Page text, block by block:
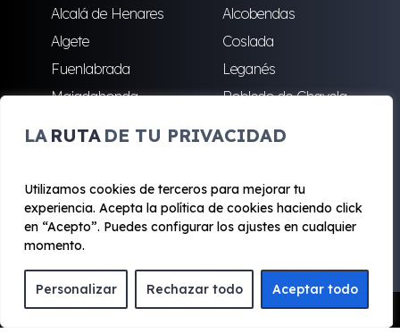
LA RUTA DE TU PRIVACIDAD
Utilizamos cookies de terceros para mejorar tu
experiencia. Acepta la política de cookies haciendo click
en “Acepto”. Puedes configurar los ajustes en cualquier
momento.
Personalizar Rechazar todo Aceptar todo
Alcalá de Henares
Alcobendas
Algete
Coslada
Fuenlabrada
Leganés
Majadahonda
Robledo de Chavela
Reyes
© 2020 - 2026 Renting Mad
Aviso legal y Privacidad
Pedir Presupuesto